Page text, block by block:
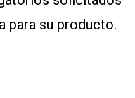
para su producto.